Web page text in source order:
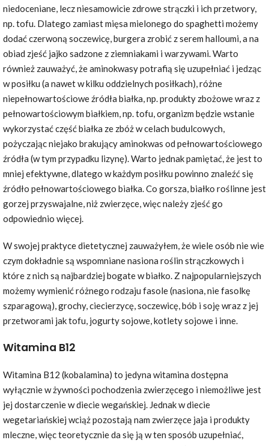
niedoceniane, lecz niesamowicie zdrowe strączki i ich przetwory,
np. tofu. Dlatego zamiast mięsa mielonego do spaghetti możemy
dodać czerwoną soczewicę, burgera zrobić z serem halloumi, a na
obiad zjeść jajko sadzone z ziemniakami i warzywami. Warto
również zauważyć, że aminokwasy potrafią się uzupełniać i jedząc
w posiłku (a nawet w kilku oddzielnych posiłkach), różne
niepełnowartościowe źródła białka, np. produkty zbożowe wraz z
pełnowartościowym białkiem, np. tofu, organizm będzie wstanie
wykorzystać część białka ze zbóż w celach budulcowych,
pożyczając niejako brakujący aminokwas od pełnowartościowego
źródła (w tym przypadku lizynę). Warto jednak pamiętać, że jest to
mniej efektywne, dlatego w każdym posiłku powinno znaleźć się
źródło pełnowartościowego białka. Co gorsza, białko roślinne jest
gorzej przyswajalne, niż zwierzęce, więc należy zjeść go
odpowiednio więcej.
W swojej praktyce dietetycznej zauważyłem, że wiele osób nie wie
czym dokładnie są wspomniane nasiona roślin strączkowych i
które z nich są najbardziej bogate w białko. Z najpopularniejszych
możemy wymienić różnego rodzaju fasole (nasiona, nie fasolkę
szparagową), grochy, ciecierzycę, soczewicę, bób i soję wraz z jej
przetworami jak tofu, jogurty sojowe, kotlety sojowe i inne.
Witamina B12
Witamina B12 (kobalamina) to jedyna witamina dostępna
wyłącznie w żywności pochodzenia zwierzęcego i niemożliwe jest
jej dostarczenie w diecie wegańskiej. Jednak w diecie
wegetariańskiej wciąż pozostają nam zwierzęce jaja i produkty
mleczne, więc teoretycznie da się ją w ten sposób uzupełniać,